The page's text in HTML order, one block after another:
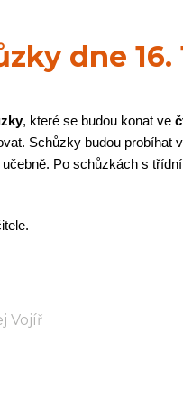
dne 16.
, které se budou konat ve
Schůzky budou
Po schůzkách s
Vojíř